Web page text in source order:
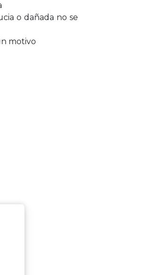
o dañada no se
motivo